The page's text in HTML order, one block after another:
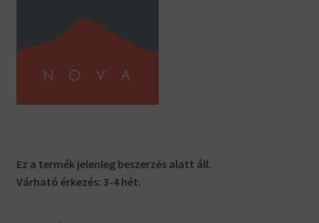
400 Ft
Ez a termék jelenleg beszerzés alatt áll.
Várható érkezés: 3-4 hét.